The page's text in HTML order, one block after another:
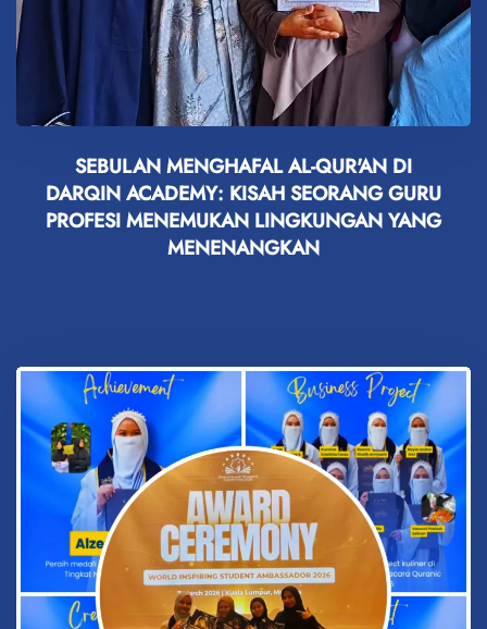
SEBULAN MENGHAFAL AL-QUR'AN DI
DARQIN ACADEMY: KISAH SEORANG GURU
PROFESI MENEMUKAN LINGKUNGAN YANG
MENENANGKAN